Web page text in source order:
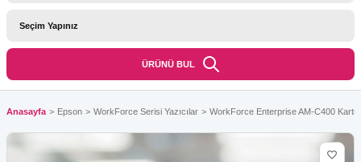
ÜRÜNÜ BUL
Anasayfa Epson WorkForce Serisi Yazıcılar WorkForce Enterprise AM-C400